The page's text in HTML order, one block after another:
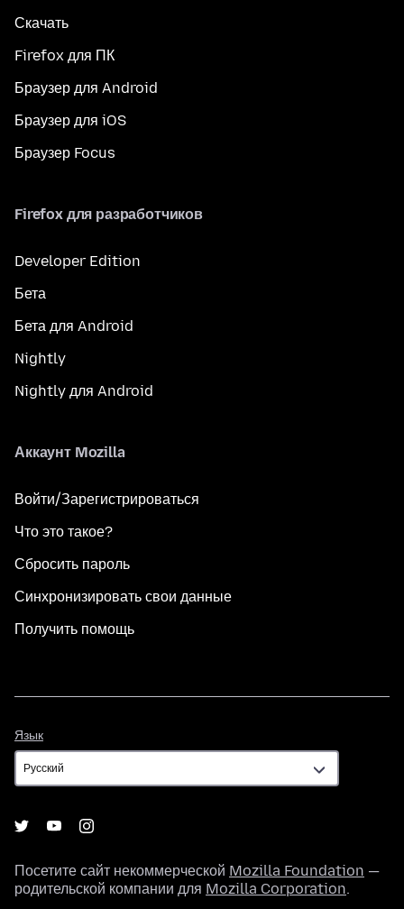
Скачать
Firefox для ПК
Браузер для Android
Браузер для iOS
Браузер Focus
Firefox для разработчиков
Developer Edition
Бета
Бета для Android
Nightly
Nightly для Android
Аккаунт Mozilla
Войти/Зарегистрироваться
Что это такое?
Сбросить пароль
Синхронизировать свои данные
Получить помощь
Язык
Посетите сайт некоммерческой Mozilla Foundation —
родительской компании для Mozilla Corporation.